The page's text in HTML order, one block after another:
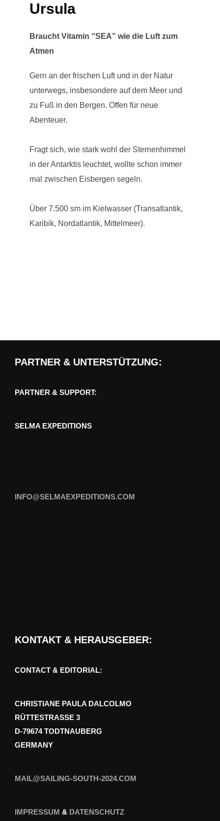
Ursula
Braucht Vitamin “SEA” wie die Luft zum
Atmen
Gern an der frischen Luft und in der Natur
unterwegs, insbesondere auf dem Meer und
zu Fuß in den Bergen. Offen für neue
Abenteuer.
Fragt sich, wie stark wohl der Sternenhimmel
in der Antarktis leuchtet, wollte schon immer
mal zwischen Eisbergen segeln.
Über 7.500 sm im Kielwasser (Transatlantik,
Karibik, Nordatlantik, Mittelmeer).
PARTNER & UNTERSTÜTZUNG:
PARTNER & SUPPORT:
SELMA EXPEDITIONS
INFO@SELMAEXPEDITIONS.COM
KONTAKT & HERAUSGEBER:
CONTACT & EDITORIAL:
CHRISTIANE PAULA DALCOLMO
RÜTTESTRASSE 3
D-79674 TODTNAUBERG
GERMANY
MAIL@SAILING-SOUTH-2024.COM
IMPRESSUM & DATENSCHUTZ